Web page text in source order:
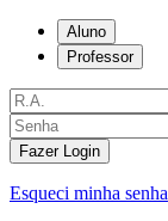
Aluno
Professor
Fazer Login
Esqueci minha senha